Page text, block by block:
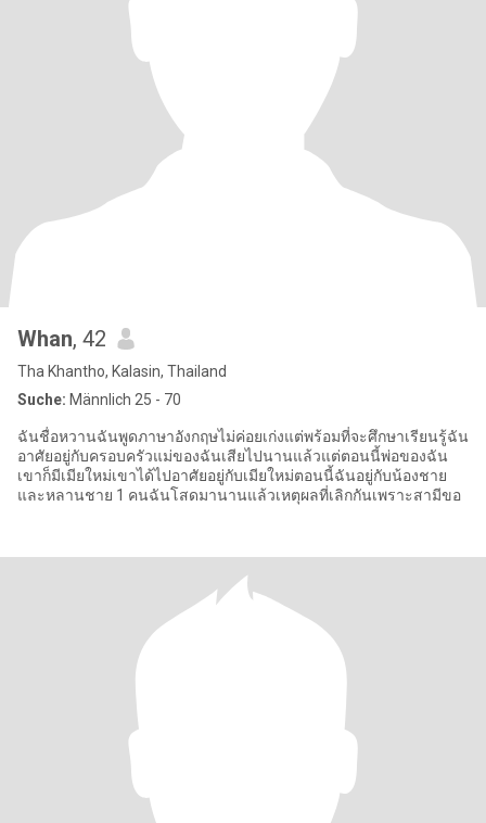
Whan, 42
Tha Khantho, Kalasin, Thailand
Suche: Männlich 25 - 70
ฉันชื่อหวานฉันพูดภาษาอังกฤษไม่ค่อยเก่งแต่พร้อมที่จะศึกษาเรียนรู้ฉัน
อาศัยอยู่กับครอบครัวแม่ของฉันเสียไปนานแล้วแต่ตอนนี้พ่อของฉัน
เขาก็มีเมียใหม่เขาได้ไปอาศัยอยู่กับเมียใหม่ตอนนี้ฉันอยู่กับน้องชาย
และหลานชาย 1 คนฉันโสดมานานแล้วเหตุผลที่เลิกกันเพราะสามีขอ